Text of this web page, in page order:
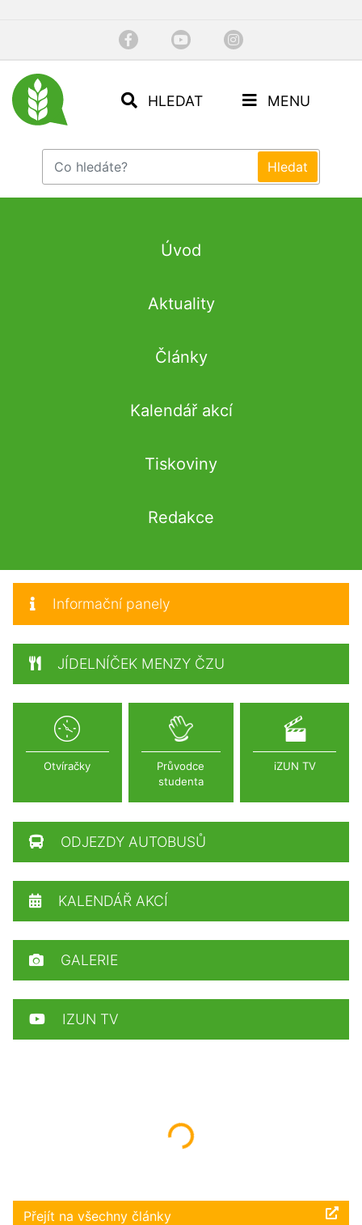
HLEDAT MENU
Úvod
Aktuality
Články
Kalendář akcí
Tiskoviny
Redakce
Načítám...
Přejít na všechny články
Informační panely
JÍDELNÍČEK MENZY ČZU
Otvíračky
Průvodce
studenta
iZUN TV
ODJEZDY AUTOBUSŮ
KALENDÁŘ AKCÍ
GALERIE
IZUN TV